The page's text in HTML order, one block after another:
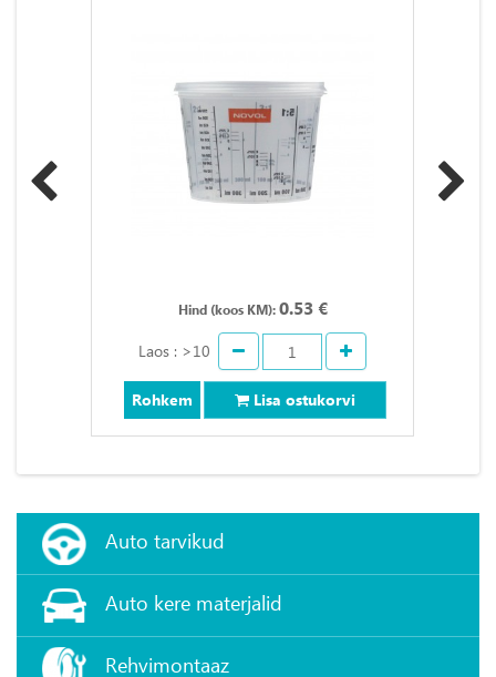
Hind (koos KM): 0.53 €
Laos : >10
Rohkem Lisa ostukorvi
Auto tarvikud
Auto kere materjalid
Rehvimontaaz